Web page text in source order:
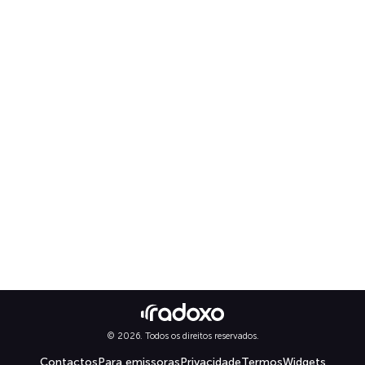
© 2026. Todos os direitos reservados.
ContactosPara emissorasPrivacidadeTermosWidgets